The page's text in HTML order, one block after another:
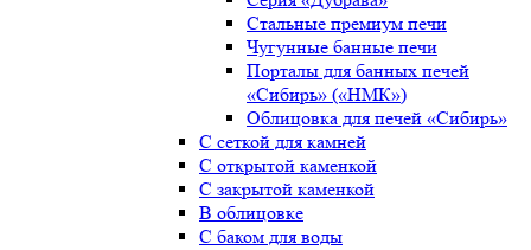
Стальные премиум печи
Чугунные банные печи
Порталы для банных печей
«Сибирь» («НМК»)
Облицовка для печей «Сибирь»
С сеткой для камней
С открытой каменкой
С закрытой каменкой
В облицовке
С баком для воды